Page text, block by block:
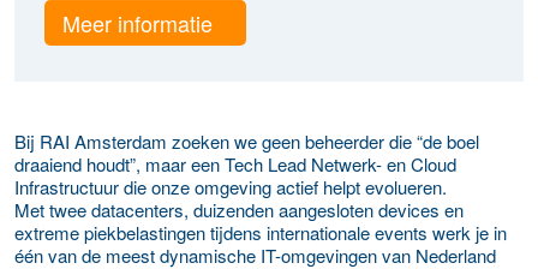
Meer informatie
Bij RAI Amsterdam zoeken we geen beheerder die “de boel
draaiend houdt”, maar een Tech Lead Netwerk- en Cloud
Infrastructuur die onze omgeving actief helpt evolueren.
Met twee datacenters, duizenden aangesloten devices en
extreme piekbelastingen tijdens internationale events werk je in
één van de meest dynamische IT-omgevingen van Nederland